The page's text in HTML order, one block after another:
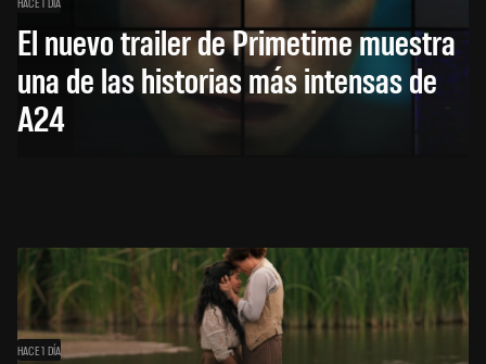
El nuevo trailer de Primetime muestra
una de las historias más intensas de
A24
HACE 1 DÍA